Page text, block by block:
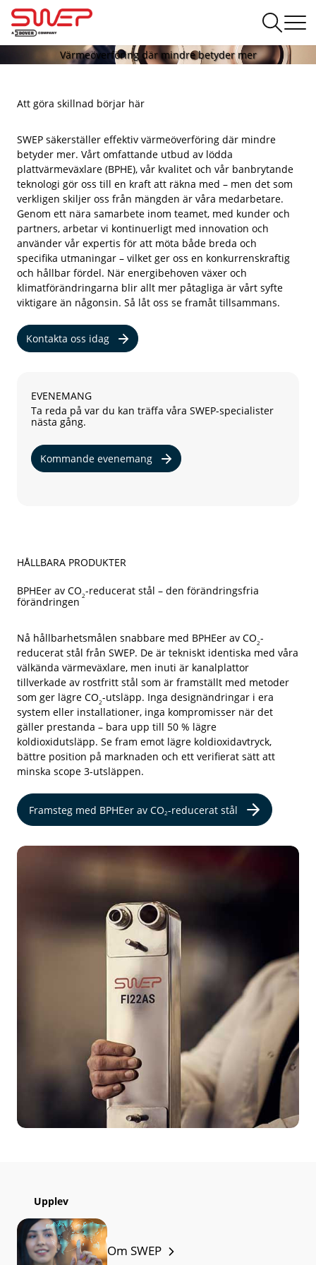
Värmeöverföring där mindre betyder mer
Att göra skillnad börjar här
SWEP säkerställer effektiv värmeöverföring där mindre
betyder mer. Vårt omfattande utbud av lödda
plattvärmeväxlare (BPHE), vår kvalitet och vår banbrytande
teknologi gör oss till en kraft att räkna med – men det som
verkligen skiljer oss från mängden är våra medarbetare.
Genom ett nära samarbete inom teamet, med kunder och
partners, arbetar vi kontinuerligt med innovation och
använder vår expertis för att möta både breda och
specifika utmaningar – vilket ger oss en konkurrenskraftig
och hållbar fördel. När energibehoven växer och
klimatförändringarna blir allt mer påtagliga är vårt syfte
viktigare än någonsin. Så låt oss se framåt tillsammans.
Kontakta oss idag
EVENEMANG
Ta reda på var du kan träffa våra SWEP-specialister
nästa gång.
Kommande evenemang
HÅLLBARA PRODUKTER
BPHEer av CO2-reducerat stål – den förändringsfria
förändringen
Nå hållbarhetsmålen snabbare med BPHEer av CO2-
reducerat stål från SWEP. De är tekniskt identiska med våra
välkända värmeväxlare, men inuti är kanalplattor
tillverkade av rostfritt stål som är framställt med metoder
som ger lägre CO2-utsläpp. Inga designändringar i era
system eller installationer, inga kompromisser när det
gäller prestanda – bara upp till 50 % lägre
koldioxidutsläpp. Se fram emot lägre koldioxidavtryck,
bättre position på marknaden och ett verifierat sätt att
minska scope 3-utsläppen.
Framsteg med BPHEer av CO2-reducerat stål
Upplev
Om SWEP